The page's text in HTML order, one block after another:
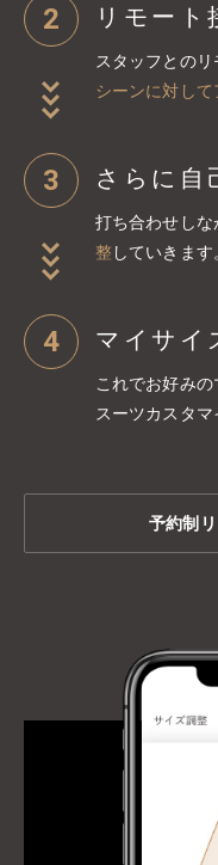
2 リモート
スタッフとの
シーンに対して
3 さらに自
打ち合わせしな
整 していきます
4 マイサイ
これでお好み
スーツカスタマ
予約制